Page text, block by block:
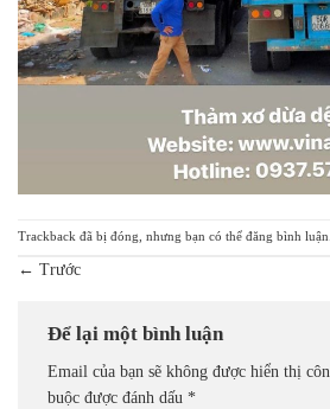
Trackback đã bị đóng, nhưng bạn có thể đăng bình luận
← Trước
Để lại một bình luận
Email của bạn sẽ không được hiển thị
buộc được đánh dấu *